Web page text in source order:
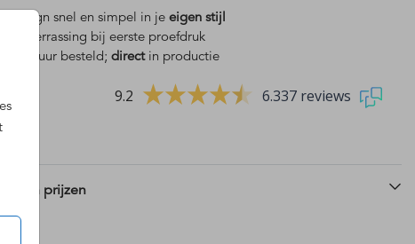
design snel en simpel in je eigen stijl
verrassing bij eerste proefdruk
18 uur besteld; directin productie
9.2 6.337 reviews
en prijzen